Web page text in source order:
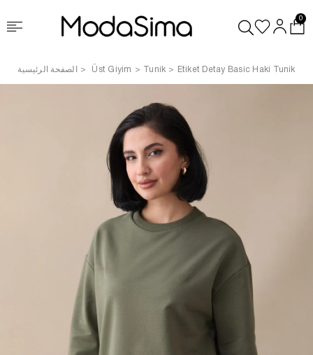
0
الصفحة الرئيسية Üst Giyim Tunik Etiket Detay Basic Haki Tunik